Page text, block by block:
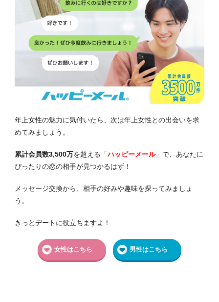
年上女性の魅力に気付いたら、次は年上女性との出会いを求
めてみましょう。
累計会員数3,500万を超える「ハッピーメール」で、あなたに
ぴったりの恋の相手が見つかるはず！
メッセージ交換から、相手の好みや趣味を探ってみましょ
う。
きっとデートに役立ちますよ！
女性はこちら 男性はこちら